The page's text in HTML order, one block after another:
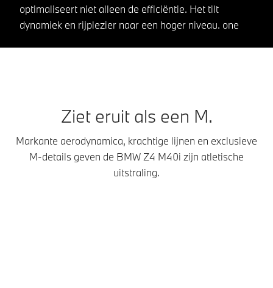
optimaliseert niet alleen de efficiëntie. Het tilt
dynamiek en rijplezier naar een hoger niveau. one
Ziet eruit als een M.
Markante aerodynamica, krachtige lijnen en exclusieve
M-details geven de BMW Z4 M40i zijn atletische
uitstraling.